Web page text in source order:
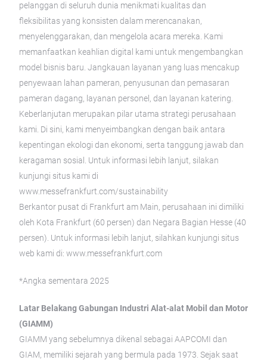
pelanggan di seluruh dunia menikmati kualitas dan
fleksibilitas yang konsisten dalam merencanakan,
menyelenggarakan, dan mengelola acara mereka. Kami
memanfaatkan keahlian digital kami untuk mengembangkan
model bisnis baru. Jangkauan layanan yang luas mencakup
penyewaan lahan pameran, penyusunan dan pemasaran
pameran dagang, layanan personel, dan layanan katering.
Keberlanjutan merupakan pilar utama strategi perusahaan
kami. Di sini, kami menyeimbangkan dengan baik antara
kepentingan ekologi dan ekonomi, serta tanggung jawab dan
keragaman sosial. Untuk informasi lebih lanjut, silakan
kunjungi situs kami di
www.messefrankfurt.com/sustainability
Berkantor pusat di Frankfurt am Main, perusahaan ini dimiliki
oleh Kota Frankfurt (60 persen) dan Negara Bagian Hesse (40
persen). Untuk informasi lebih lanjut, silahkan kunjungi situs
web kami di: www.messefrankfurt.com
*Angka sementara 2025
Latar Belakang Gabungan Industri Alat-alat Mobil dan Motor
(GIAMM)
GIAMM yang sebelumnya dikenal sebagai AAPCOMI dan
GIAM, memiliki sejarah yang bermula pada 1973. Sejak saat